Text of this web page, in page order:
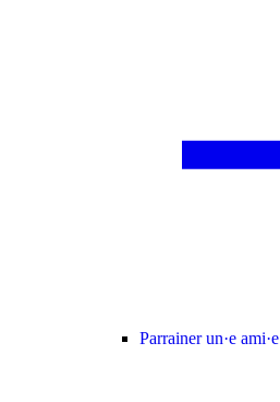
Parrainer un·e ami·e